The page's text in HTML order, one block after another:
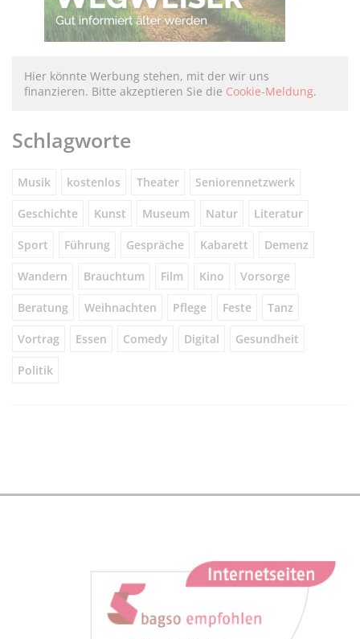
Hier könnte Werbung stehen, mit der wir uns
finanzieren. Bitte akzeptieren Sie die Cookie-Meldung.
Schlagworte
Musik kostenlos Theater Seniorennetzwerk
Geschichte Kunst Museum Natur Literatur
Sport Führung Gespräche Kabarett Demenz
Wandern Brauchtum Film Kino Vorsorge
Beratung Weihnachten Pflege Feste Tanz
Vortrag Essen Comedy Digital Gesundheit
Politik